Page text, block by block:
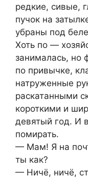
редкие, сивые,
пучок на
убраны под
Хоть по —
занималась, но
по привычке,
натруженные
раскатанными
короткими и
девятый год. И
помирать.
— Мам! Я на
ты как?
— Ничё, ничё,